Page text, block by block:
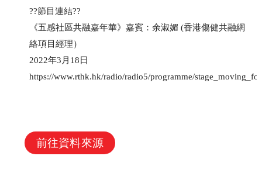
??節目連結??
《五感社區共融嘉年華》嘉賓：余淑媚 (香港傷健共融網
絡項目經理）
2022年3月18日
https://www.rthk.hk/radio/radio5/programme/
前往資料來源